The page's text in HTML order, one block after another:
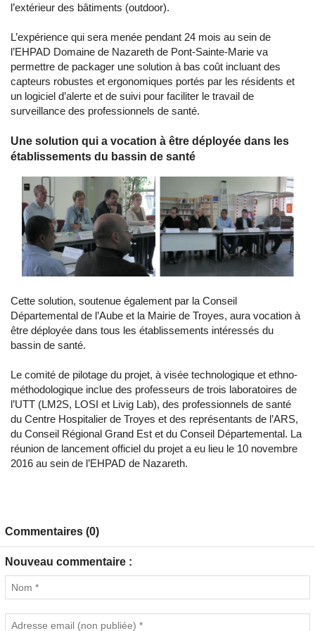
l’extérieur des bâtiments (outdoor).
L’expérience qui sera menée pendant 24 mois au sein de
l’EHPAD Domaine de Nazareth de Pont-Sainte-Marie va
permettre de packager une solution à bas coût incluant des
capteurs robustes et ergonomiques portés par les résidents et
un logiciel d’alerte et de suivi pour faciliter le travail de
surveillance des professionnels de santé.
Une solution qui a vocation à être déployée dans les
établissements du bassin de santé
Cette solution, soutenue également par la Conseil
Départemental de l’Aube et la Mairie de Troyes, aura vocation à
être déployée dans tous les établissements intéressés du
bassin de santé.
Le comité de pilotage du projet, à visée technologique et ethno-
méthodologique inclue des professeurs de trois laboratoires de
l’UTT (LM2S, LOSI et Livig Lab), des professionnels de santé
du Centre Hospitalier de Troyes et des représentants de l’ARS,
du Conseil Régional Grand Est et du Conseil Départemental. La
réunion de lancement officiel du projet a eu lieu le 10 novembre
2016 au sein de l’EHPAD de Nazareth.
Commentaires (0)
Nouveau commentaire :